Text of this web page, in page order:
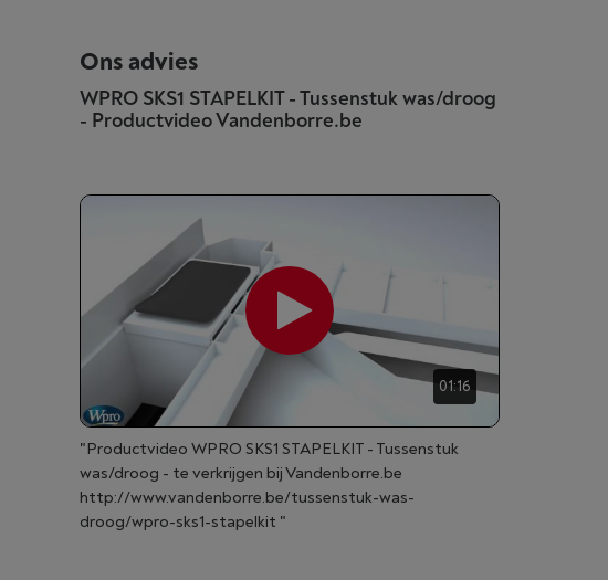
Ons advies
WPRO SKS1 STAPELKIT - Tussenstuk was/droog
- Productvideo Vandenborre.be
01:16
"Productvideo WPRO SKS1 STAPELKIT - Tussenstuk
was/droog - te verkrijgen bij Vandenborre.be
http://www.vandenborre.be/tussenstuk-was-
droog/wpro-sks1-stapelkit "